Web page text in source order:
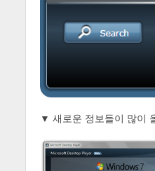
▼ 새로운 정보들이 많이